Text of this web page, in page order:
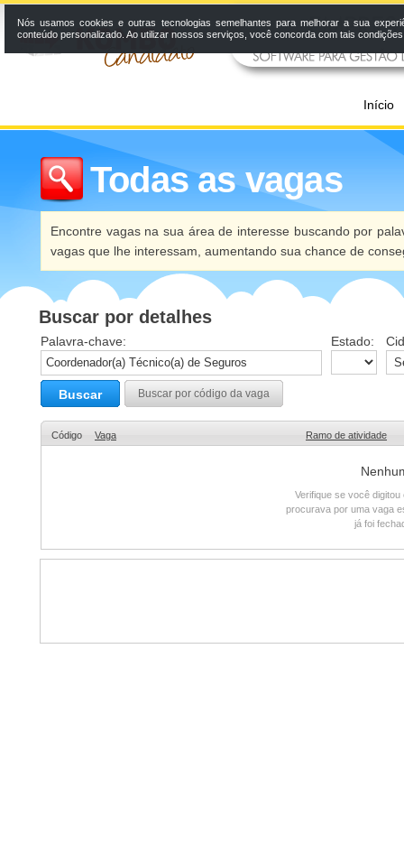
Início
Todas as vagas
Encontre vagas na sua área de interesse buscando por
vagas que lhe interessam, aumentando sua chance de
Buscar por detalhes
Palavra-chave: Estado:
Buscar Buscar por código da vaga
Código Vaga Ramo de atividade
Verifique se você
procurava por uma vaga
já foi
Nós usamos cookies e outras tecnologias semelhantes para melhorar a sua
conteúdo personalizado. Ao utilizar nossos serviços, você concorda com tais